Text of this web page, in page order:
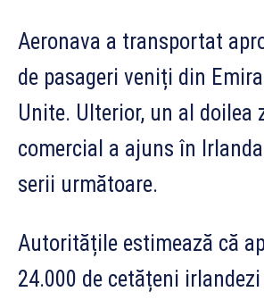
Aeronava a transportat
de pasageri veniți din
Unite. Ulterior, un al doilea
comercial a ajuns în
serii următoare.
Autoritățile estimează că
24.000 de cetățeni